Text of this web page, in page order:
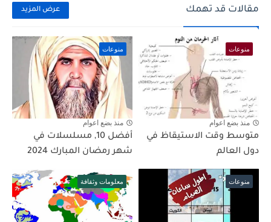
مقالات قد تهمك عرض المزيد
منوعات
منذ بضع اعوام
متوسط وقت الاستيقاظ في
دول العالم
منوعات
منذ بضع اعوام
أفضل 10, مسلسلات في
شهر رمضان المبارك 2024
منوعات معلومات وثقافة